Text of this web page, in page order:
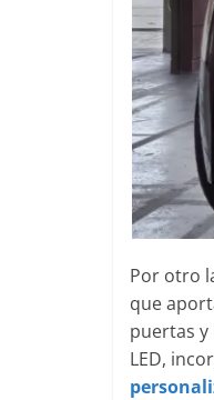
Por otro
que
puertas
LED,